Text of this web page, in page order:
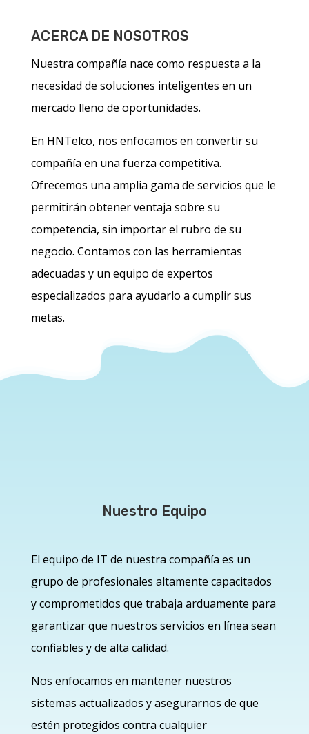
ACERCA DE NOSOTROS
Nuestra compañía nace como respuesta a la
necesidad de soluciones inteligentes en un
mercado lleno de oportunidades.
En HNTelco, nos enfocamos en convertir su
compañía en una fuerza competitiva.
Ofrecemos una amplia gama de servicios que le
permitirán obtener ventaja sobre su
competencia, sin importar el rubro de su
negocio. Contamos con las herramientas
adecuadas y un equipo de expertos
especializados para ayudarlo a cumplir sus
metas.
Nuestro Equipo
El equipo de IT de nuestra compañía es un
grupo de profesionales altamente capacitados
y comprometidos que trabaja arduamente para
garantizar que nuestros servicios en línea sean
confiables y de alta calidad.
Nos enfocamos en mantener nuestros
sistemas actualizados y asegurarnos de que
estén protegidos contra cualquier